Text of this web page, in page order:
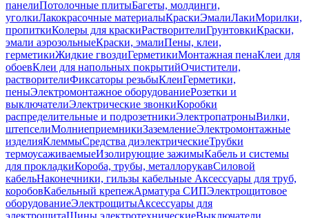
панелиПотолочные плитыБагеты, молдинги,
уголкиЛакокрасочные материалыКраскиЭмалиЛакиМорилки,
пропиткиКолеры для краскиРастворителиГрунтовкиКраски,
эмали аэрозольныеКраски, эмалиПены, клеи,
герметикиЖидкие гвоздиГерметикиМонтажная пенаКлеи для
обоевКлеи для напольных покрытийОчистители,
растворителиФиксаторы резьбыКлеиГерметики,
пеныЭлектромонтажное оборудованиеРозетки и
выключателиЭлектрические звонкиКоробки
распределительные и подрозетникиЭлектропатроныВилки,
штепселиМолниеприемникиЗаземлениеЭлектромонтажные
изделияКлеммыСредства диэлектрическиеТрубки
термоусаживаемыеИзолирующие зажимыКабель и системы
для прокладкиКороба, трубы, металлорукавСиловой
кабельНаконечники, гильзы кабельные Аксессуары для труб,
коробовКабельный крепежАрматура СИПЭлектрощитовое
оборудованиеЭлектрощитыАксессуары для
электрощитаШины электротехническиеВыключатели